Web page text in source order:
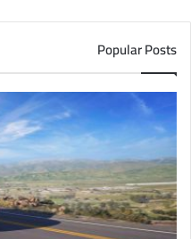
د
ا
ل
إ
ل
ك
ت
ر
و
ن
ي
Popular Posts